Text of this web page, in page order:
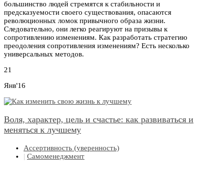
большинство людей стремятся к стабильности и
предсказуемости своего существования, опасаются
революционных ломок привычного образа жизни.
Следовательно, они легко реагируют на призывы к
сопротивлению изменениям. Как разработать стратегию
преодоления сопротивления изменениям? Есть несколько
универсальных методов.
21
Янв'16
Воля, характер, цель и счастье: как развиваться и
меняться к лучшему
Ассертивность (уверенность)
| Самоменеджмент